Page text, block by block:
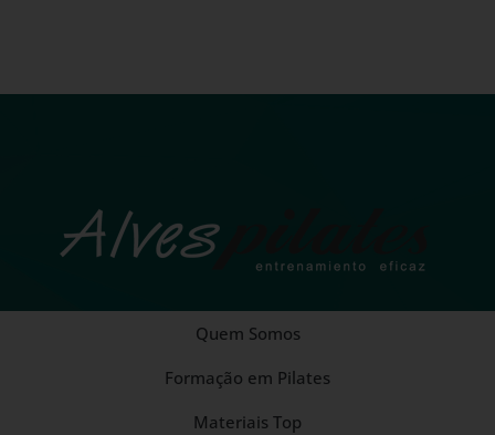
Quem Somos
Formação em Pilates
Materiais Top